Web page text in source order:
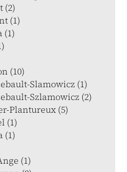
(2)
(1)
(1)
(10)
Slamowicz (1)
Szlamowicz (2)
Plantureux (5)
(1)
(1)
(1)